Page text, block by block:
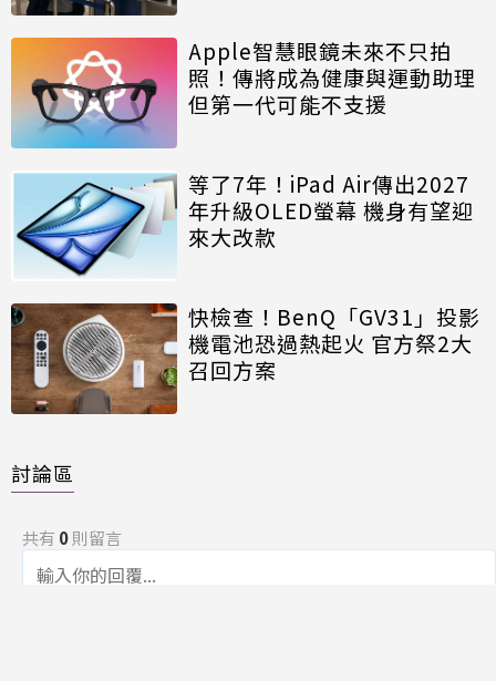
Apple智慧眼鏡未來不只拍
照！傳將成為健康與運動助理
但第一代可能不支援
等了7年！iPad Air傳出2027
年升級OLED螢幕 機身有望迎
來大改款
快檢查！BenQ「GV31」投影
機電池恐過熱起火 官方祭2大
召回方案
討論區
共有 0則留言